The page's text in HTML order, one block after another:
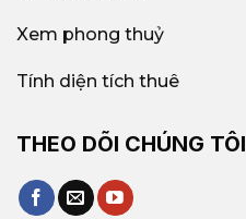
Xem phong thuỷ
Tính diện tích thuê
THEO DÕI CHÚNG TÔI